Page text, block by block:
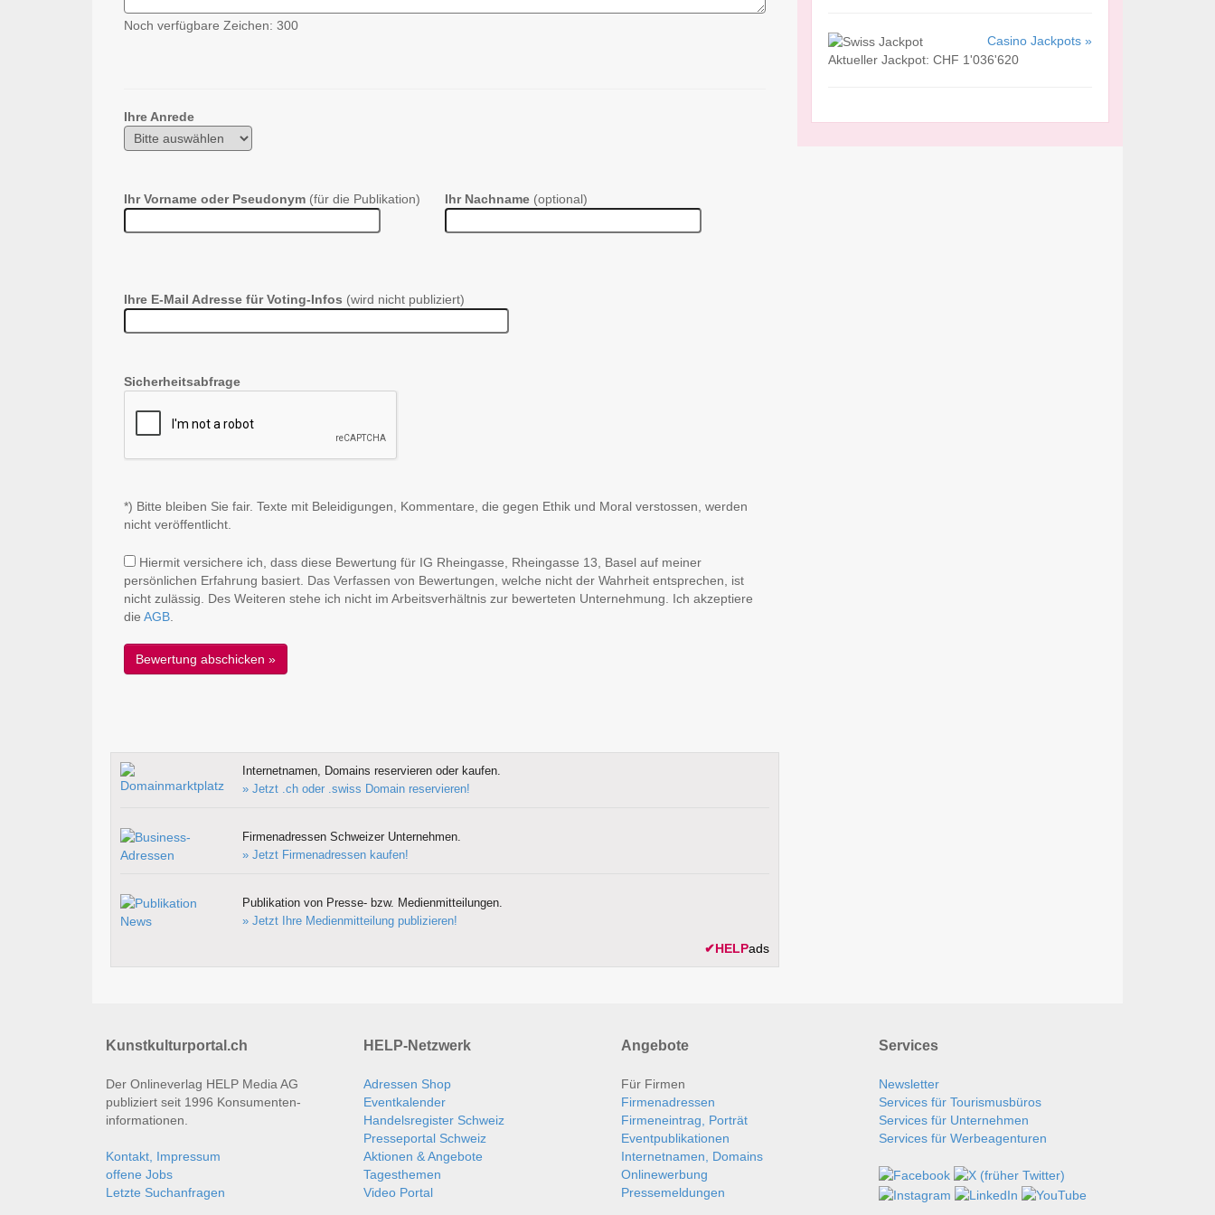
Noch verfügbare Zeichen: 300
Ihre Anrede
Ihr Vorname oder Pseudonym (für die Publikation) Ihr Nachname (optional)
Ihre E-Mail Adresse für Voting-Infos (wird nicht publiziert)
Sicherheitsabfrage
*) Bitte bleiben Sie fair. Texte mit Beleidigungen, Kommentare, die gegen Ethik und Moral verstossen, werden
nicht veröffentlicht.
Hiermit versichere ich, dass diese Bewertung für IG Rheingasse, Rheingasse 13, Basel auf meiner
persönlichen Erfahrung basiert. Das Verfassen von Bewertungen, welche nicht der Wahrheit entsprechen, ist
nicht zulässig. Des Weiteren stehe ich nicht im Arbeitsverhältnis zur bewerteten Unternehmung. Ich akzeptiere
die AGB
Internetnamen, Domains reservieren oder kaufen.
» Jetzt .ch oder .swiss Domain reservieren!
Firmenadressen Schweizer Unternehmen.
» Jetzt Firmenadressen kaufen!
Publikation von Presse- bzw. Medienmitteilungen.
» Jetzt Ihre Medienmitteilung publizieren!
✔HELPads
Casino Jackpots »
Aktueller Jackpot: CHF 1'036'620
Kunstkulturportal.ch
Der Onlineverlag HELP Media AG
publiziert seit 1996 Konsumenten­
informationen.
Kontakt, Impressum
offene Jobs
Letzte Suchanfragen
HELP-Netzwerk
Adressen Shop
Eventkalender
Handelsregister Schweiz
Presseportal Schweiz
Aktionen & Angebote
Tagesthemen
Video Portal
Angebote
Für Firmen
Firmenadressen
Firmeneintrag, Porträt
Eventpublikationen
Internetnamen, Domains
Onlinewerbung
Pressemeldungen
Services
Newsletter
Services für Tourismusbüros
Services für Unternehmen
Services für Werbeagenturen